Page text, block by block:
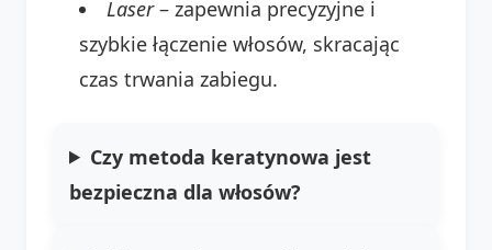
Laser– zapewnia precyzyjne i
szybkie łączenie włosów, skracając
czas trwania zabiegu.
Czy metoda keratynowa jest
bezpieczna dla włosów?